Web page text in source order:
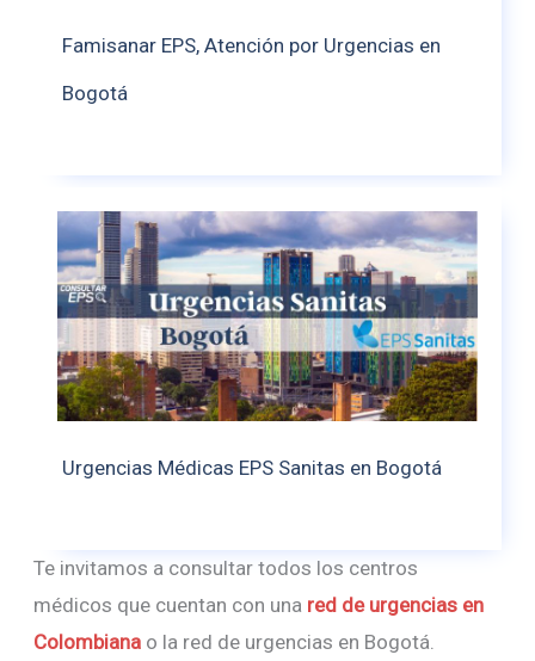
Famisanar EPS, Atención por Urgencias en
Bogotá
Urgencias Médicas EPS Sanitas en Bogotá
Te invitamos a consultar todos los centros
médicos que cuentan con una red de urgencias en
Colombiana o la red de urgencias en Bogotá.